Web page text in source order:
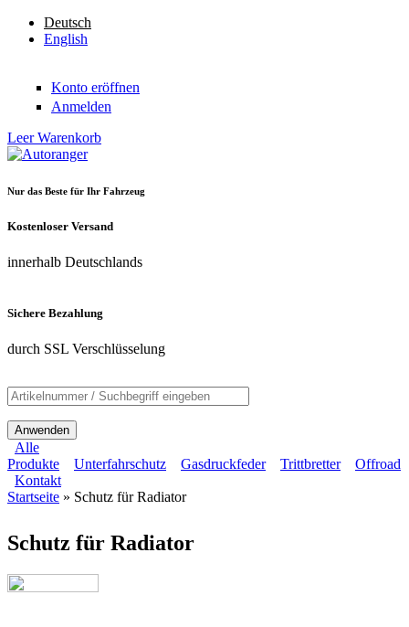
Direkt zum Inhalt
Deutsch
English
Konto eröffnen
Anmelden
Leer Warenkorb
Autoranger
Nur das Beste für Ihr Fahrzeug
Kostenloser Versand
innerhalb Deutschlands
Sichere Bezahlung
durch SSL Verschlüsselung
Hauptmenü
Alle
Produkte
Unterfahrschutz Gasdruckfeder Trittbretter Offroad
Sekundärmenü
Kontakt
Startseite » Schutz für Radiator
Schutz für Radiator